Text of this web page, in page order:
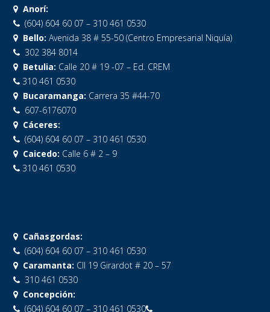
Anorí:
(604) 604 60 07 – 310 461 0530
Bello: Avenida 38 # 55-50 (Centro Empresarial Niquía)
302 384 8014
Betulia: Calle 20 # 19 -07 – Ed. CREM
310 461 0530
Bucaramanga: Carrera 35 #44-70
607-6176070
Cáceres:
(604) 604 60 07 – 310 461 0530
Caicedo: Calle 6 # 2 – 9
310 461 0530
Cañasgordas:
(604) 604 60 07 – 310 461 0530
Caramanta: Cll 19 Girardot # 20 – 57
310 461 0530
Concepción:
(604) 604 60 07 – 310 461 0530